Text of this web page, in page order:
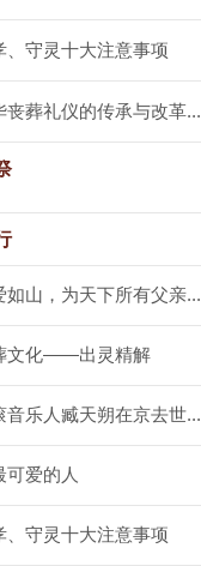
、守灵十大注意事项
丧葬礼仪的传承与改革...
如山，为天下所有父亲...
文化——出灵精解
音乐人臧天朔在京去世...
可爱的人
、守灵十大注意事项